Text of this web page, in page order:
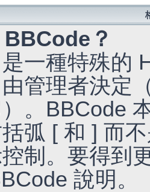
？
一種特殊的
管理者決定
。BBCode
弧 [ 和 ] 而
制。要得到
說明。